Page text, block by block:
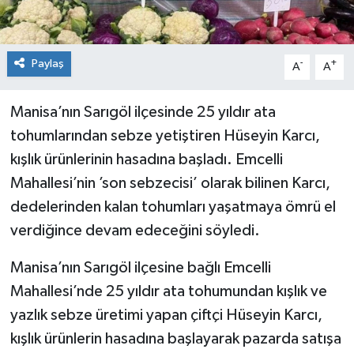
Paylaş A- A+
Manisa’nın Sarıgöl ilçesinde 25 yıldır ata
tohumlarından sebze yetiştiren Hüseyin Karcı,
kışlık ürünlerinin hasadına başladı. Emcelli
Mahallesi’nin ’son sebzecisi’ olarak bilinen Karcı,
dedelerinden kalan tohumları yaşatmaya ömrü el
verdiğince devam edeceğini söyledi.
Manisa’nın Sarıgöl ilçesine bağlı Emcelli
Mahallesi’nde 25 yıldır ata tohumundan kışlık ve
yazlık sebze üretimi yapan çiftçi Hüseyin Karcı,
kışlık ürünlerin hasadına başlayarak pazarda satışa